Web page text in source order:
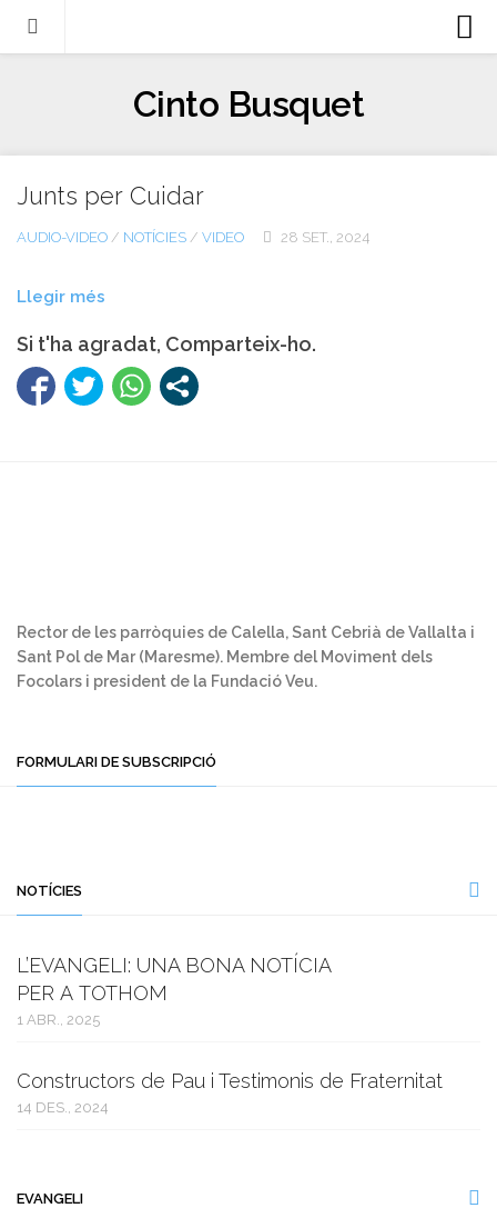
Llibres
Escrits-articles
Notícies
Contacte
Cinto Busquet
Junts per Cuidar
AUDIO-VIDEO / NOTÍCIES / VIDEO 28 SET., 2024
Llegir més
Si t'ha agradat, Comparteix-ho.
Rector de les parròquies de Calella, Sant Cebrià de Vallalta i
Sant Pol de Mar (Maresme). Membre del Moviment dels
Focolars i president de la Fundació Veu.
FORMULARI DE SUBSCRIPCIÓ
NOTÍCIES
L’EVANGELI: UNA BONA NOTÍCIA
PER A TOTHOM
1 ABR., 2025
Constructors de Pau i Testimonis de Fraternitat
14 DES., 2024
EVANGELI